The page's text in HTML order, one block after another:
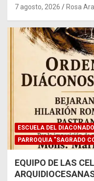
7 agosto, 2026 Rosa
ESCUELA DEL
PARROQUIA "SAGRADO
EQUIPO DE LAS